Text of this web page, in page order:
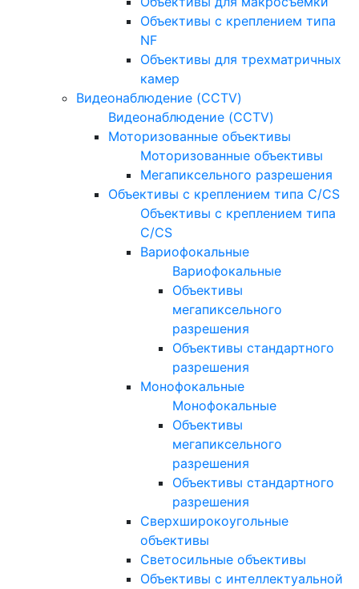
Объективы с креплением типа
NF
Объективы для трехматричных
камер
Видеонаблюдение (CCTV)
Видеонаблюдение (CCTV)
Моторизованные объективы
Моторизованные объективы
Мегапиксельного разрешения
Объективы с креплением типа C/CS
Объективы с креплением типа
C/CS
Вариофокальные
Вариофокальные
Объективы
мегапиксельного
разрешения
Объективы стандартного
разрешения
Монофокальные
Монофокальные
Объективы
мегапиксельного
разрешения
Объективы стандартного
разрешения
Сверхширокоугольные
объективы
Светосильные объективы
Объективы с интеллектуальной